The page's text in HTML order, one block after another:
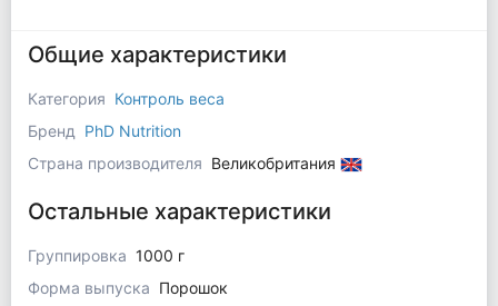
Общие характеристики
Категория Контроль веса
Бренд
PhD Nutrition
Страна производителя Великобритания
Остальные характеристики
Группировка 1000 г
Форма выпуска Порошок